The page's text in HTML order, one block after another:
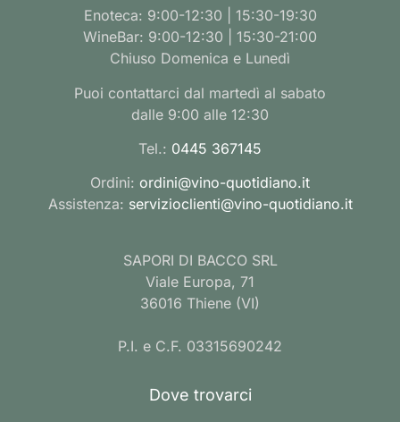
Enoteca: 9:00-12:30 | 15:30-19:30
WineBar: 9:00-12:30 | 15:30-21:00
Chiuso Domenica e Lunedì
Puoi contattarci dal martedì al sabato
dalle 9:00 alle 12:30
Tel.: 0445 367145
Ordini: ordini@vino-quotidiano.it
Assistenza: servizioclienti@vino-quotidiano.it
SAPORI DI BACCO SRL
Viale Europa, 71
36016 Thiene (VI)
P.I. e C.F. 03315690242
Dove trovarci